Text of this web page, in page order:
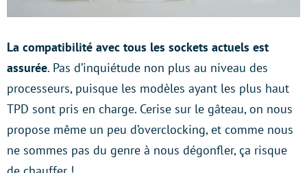
La compatibilité avec tous les sockets actuels est
assurée. Pas d’inquiétude non plus au niveau des
processeurs, puisque les modèles ayant les plus haut
TPD sont pris en charge. Cerise sur le gâteau, on nous
propose même un peu d’overclocking, et comme nous
ne sommes pas du genre à nous dégonfler, ça risque